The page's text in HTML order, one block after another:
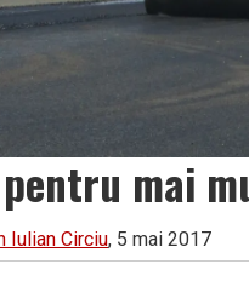
mai
Iulian Circiu, 5 mai 2017